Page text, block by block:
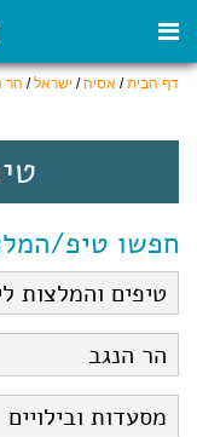
דף הבית/ אסיה/ ישראל/ הר
חפשו טיפ/